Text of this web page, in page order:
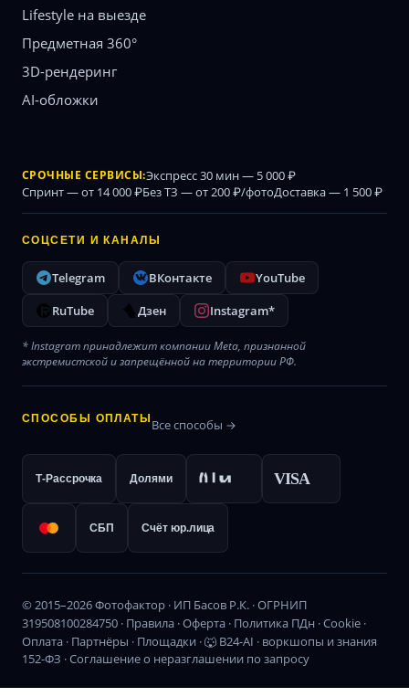
Lifestyle на выезде
Предметная 360°
3D-рендеринг
AI-обложки
СРОЧНЫЕ СЕРВИСЫ:Экспресс 30 мин — 5 000 ₽
Спринт — от 14 000 ₽Без ТЗ — от 200 ₽/фотоДоставка — 1 500 ₽
СОЦСЕТИ И КАНАЛЫ
Telegram ВКонтакте
YouTube
RuTube
Дзен Instagram*
* Instagram принадлежит компании Meta, признанной
экстремистской и запрещённой на территории РФ.
СПОСОБЫ ОПЛАТЫ Все способы →
Т-Рассрочка Долями VISA
СБП Счёт юр.лица
© 2015–2026 Фотофактор · ИП Басов Р.К. · ОГРНИП
319508100284750 · Правила ·Оферта · Политика ПДн ·Cookie ·
Оплата · Партнёры · Площадки ·🐺 B24-AI · воркшопы и знания
152-ФЗ · Соглашение о неразглашении по запросу